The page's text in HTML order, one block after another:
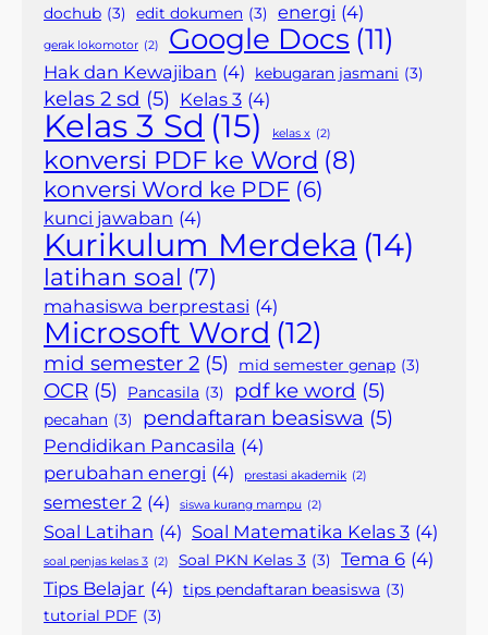
dochub (3) edit dokumen (3) energi (4)
gerak lokomotor (2) Google Docs (11)
Hak dan Kewajiban (4) kebugaran jasmani (3)
kelas 2 sd (5) Kelas 3 (4)
Kelas 3 Sd (15) kelas x (2)
konversi PDF ke Word (8)
konversi Word ke PDF (6)
kunci jawaban (4)
Kurikulum Merdeka (14)
latihan soal (7)
mahasiswa berprestasi (4)
Microsoft Word (12)
mid semester 2 (5) mid semester genap (3)
OCR (5) Pancasila (3) pdf ke word (5)
pecahan (3) pendaftaran beasiswa (5)
Pendidikan Pancasila (4)
perubahan energi (4) prestasi akademik (2)
semester 2 (4) siswa kurang mampu (2)
Soal Latihan (4) Soal Matematika Kelas 3 (4)
soal penjas kelas 3 (2) Soal PKN Kelas 3 (3) Tema 6 (4)
Tips Belajar (4) tips pendaftaran beasiswa (3)
tutorial PDF (3)